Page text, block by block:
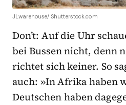
JLwarehouse/ Shutterstock.com
Don’t: Auf die Uhr
bei Bussen nicht, denn
richtet sich keiner. So
auch: »In Afrika haben
Deutschen haben